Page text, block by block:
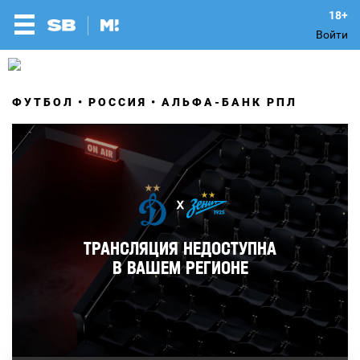
Войти
ФУТБОЛ РОССИЯ АЛЬФА-БАНК РПЛ